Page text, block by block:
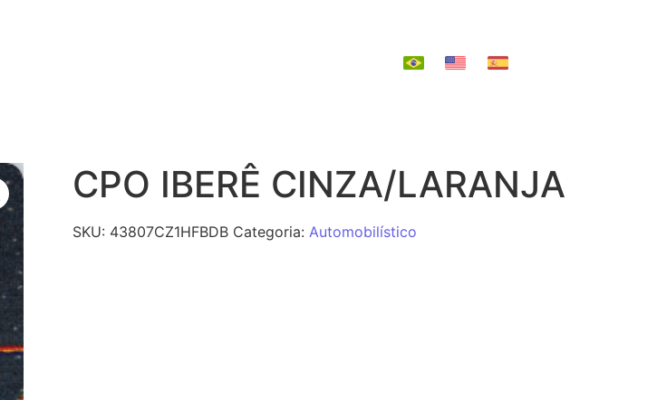
CPO IBERÊ CINZA/LARANJA
SKU: 43807CZ1HFBDB Categoria: Automobilístico